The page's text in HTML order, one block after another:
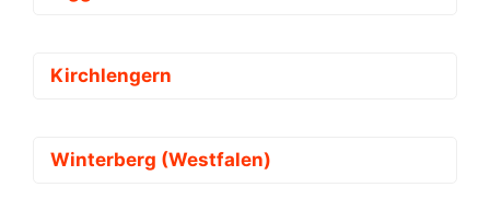
Kirchlengern
Winterberg (Westfalen)